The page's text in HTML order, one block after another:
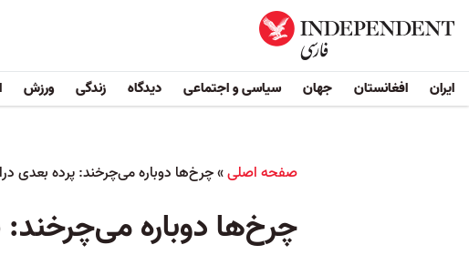
ایران افغانستان جهان سیاسی و اجتماعی دیدگاه زندگی ورزش
صفحه اصلی»چرخ‌ها دوباره می‌چرخند: پرده بعدی
چرخ‌ها دوباره